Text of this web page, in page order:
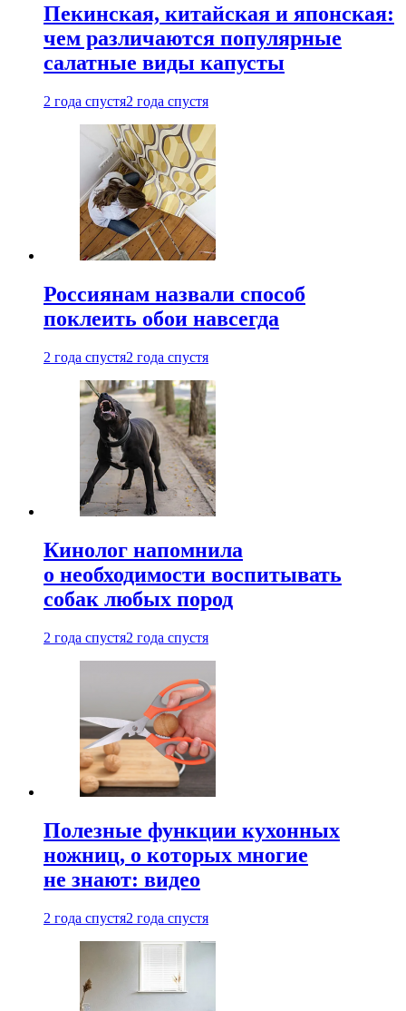
Пекинская, китайская и японская:
чем различаются популярные
салатные виды капусты
2 года спустя2 года спустя
Россиянам назвали способ
поклеить обои навсегда
2 года спустя2 года спустя
Кинолог напомнила
о необходимости воспитывать
собак любых пород
2 года спустя2 года спустя
Полезные функции кухонных
ножниц, о которых многие
не знают: видео
2 года спустя2 года спустя